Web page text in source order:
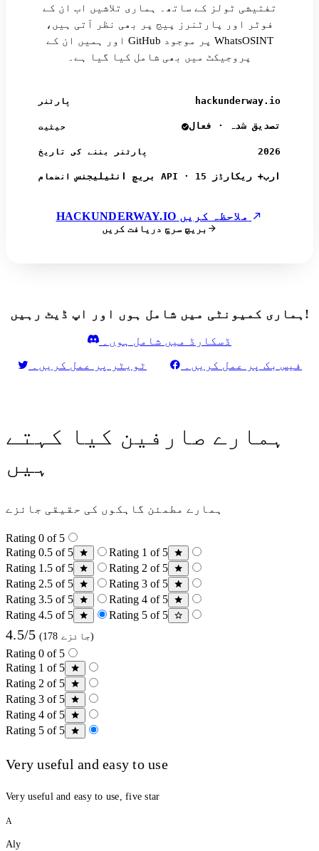
تفتیشی ٹولز کے ساتھ۔ ہماری تلاشیں اب ان کے
فوٹر اور پارٹنرز پیج پر بھی نظر آتی ہیں،
اور ہمیں ان کے GitHub پر موجود WhatsOSINT
پروجیکٹ میں بھی شامل کیا گیا ہے۔
پارٹنر hackunderway.io
حیثیت تصدیق شدہ · فعال
پارٹنر بننے کی تاریخ 2026
انضمام بریچ انٹیلیجنس API · 15 ارب+ ریکارڈز
بریچ سرچ دریافت کریں
ہماری کمیونٹی میں شامل ہوں اور اپ ڈیٹ رہیں!
ڈسکارڈ میں شامل ہوں۔
ٹویٹر پر عمل کریں۔
فیس بک پر عمل کریں۔
ہمارے صارفین کیا کہتے
ہیں
ہمارے مطمئن گاہکوں کی حقیقی جائزے
Rating 0 of 5
Rating 0.5 of 5
Rating 1 of 5
Rating 1.5 of 5
Rating 2 of 5
Rating 2.5 of 5
Rating 3 of 5
Rating 3.5 of 5
Rating 4 of 5
Rating 4.5 of 5
Rating 5 of 5
4.5/5 (178 جائزے)
Rating 0 of 5
Rating 1 of 5
Rating 2 of 5
Rating 3 of 5
Rating 4 of 5
Rating 5 of 5
Very useful and easy to use
Very useful and easy to use, five star
A
Aly